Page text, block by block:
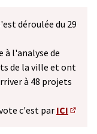
déroulée du 29
à l'analyse de
de la ville et ont
à 48 projets
c'est par ICI